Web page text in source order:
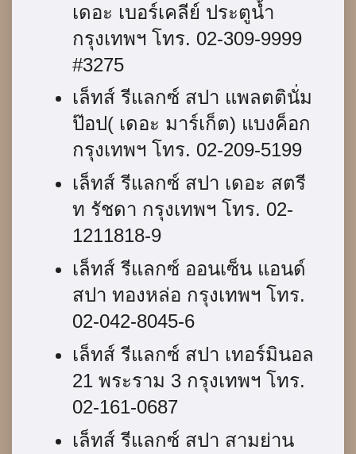
เดอะ เบอร์เคลีย์ ประตูน้ำ
กรุงเทพฯ โทร. 02-309-9999
#3275
เล็ทส์ รีแลกซ์ สปา แพลตตินั่ม
ป๊อป( เดอะ มาร์เก็ต) แบงค็อก
กรุงเทพฯ โทร. 02-209-5199
เล็ทส์ รีแลกซ์ สปา เดอะ สตรี
ท รัชดา กรุงเทพฯ โทร. 02-
1211818-9
เล็ทส์ รีแลกซ์ ออนเซ็น แอนด์
สปา ทองหล่อ กรุงเทพฯ โทร.
02-042-8045-6
เล็ทส์ รีแลกซ์ สปา เทอร์มินอล
21 พระราม 3 กรุงเทพฯ โทร.
02-161-0687
เล็ทส์ รีแลกซ์ สปา สามย่าน